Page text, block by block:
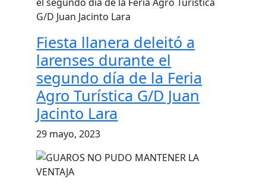
Fiesta llanera deleitó a
larenses durante el
segundo día de la Feria
Agro Turística G/D Juan
Jacinto Lara
29 mayo, 2023